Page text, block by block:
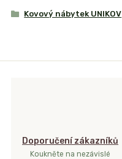
Kovový nábytek UNIKOV
Doporučení zákazníků
Koukněte na nezávislé